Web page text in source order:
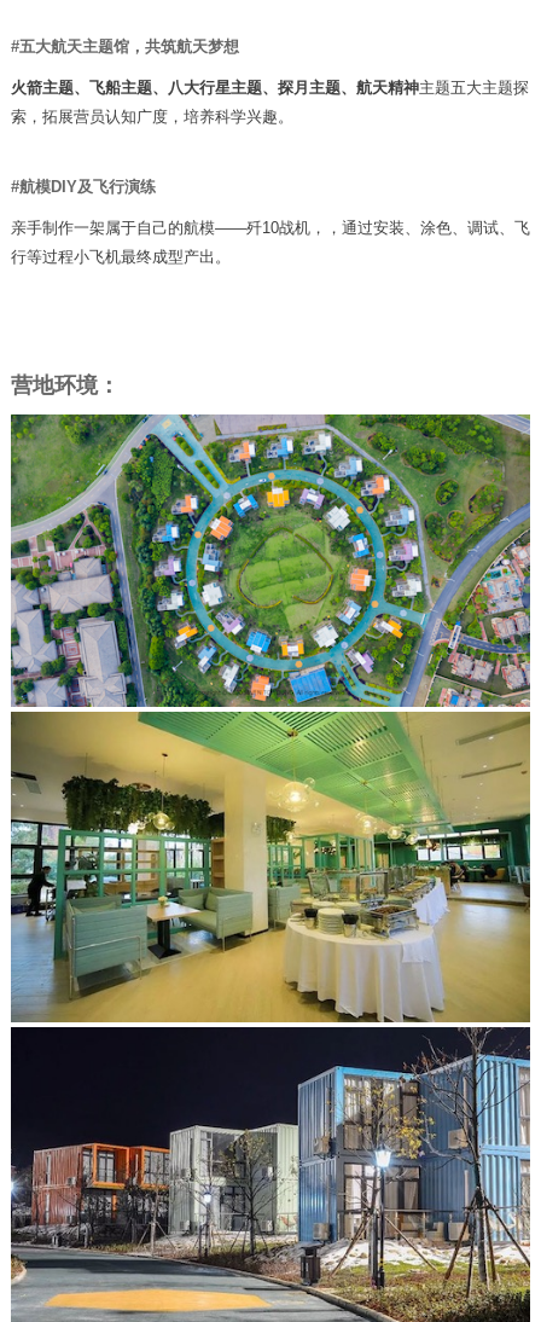
#五大航天主题馆，共筑航天梦想
火箭主题、飞船主题、八大行星主题、探月主题、航天精神主题五大主题探
索，拓展营员认知广度，培养科学兴趣。
#航模DIY及飞行演练
亲手制作一架属于自己的航模——歼10战机，，通过安装、涂色、调试、飞
行等过程小飞机最终成型产出。
营地环境：